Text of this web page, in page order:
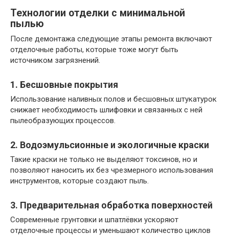
Технологии отделки с минимальной
пылью
После демонтажа следующие этапы ремонта включают
отделочные работы, которые тоже могут быть
источником загрязнений.
1. Бесшовные покрытия
Использование наливных полов и бесшовных штукатурок
снижает необходимость шлифовки и связанных с ней
пылеобразующих процессов.
2. Водоэмульсионные и экологичные краски
Такие краски не только не выделяют токсинов, но и
позволяют наносить их без чрезмерного использования
инструментов, которые создают пыль.
3. Предварительная обработка поверхностей
Современные грунтовки и шпатлёвки ускоряют
отделочные процессы и уменьшают количество циклов